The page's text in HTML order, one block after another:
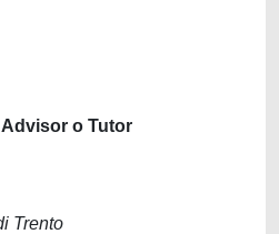
o Tutor
Trento